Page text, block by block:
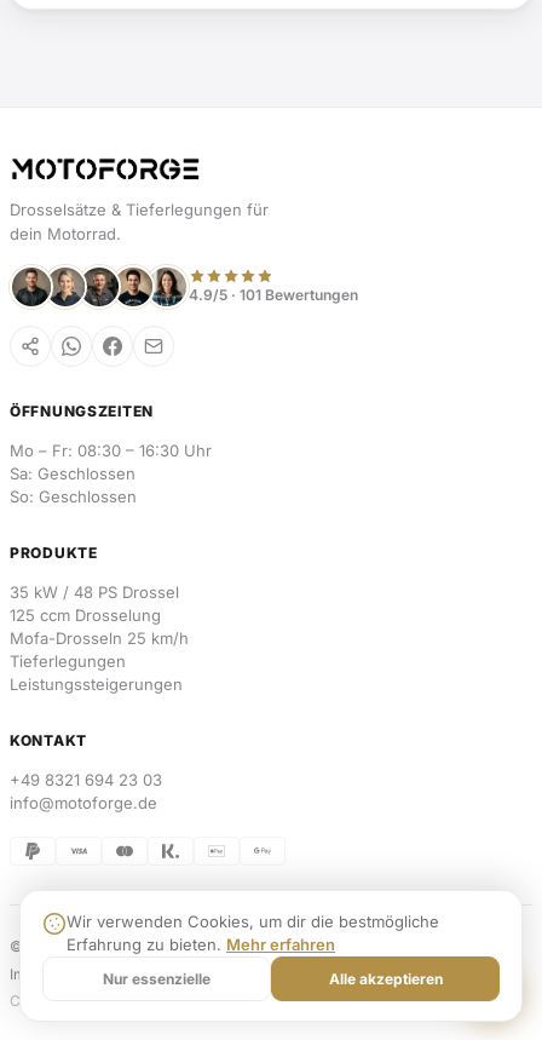
Drosselsätze & Tieferlegungen für
dein Motorrad.
4.9/5 · 101 Bewertungen
ÖFFNUNGSZEITEN
Mo – Fr: 08:30 – 16:30 Uhr
Sa: Geschlossen
So: Geschlossen
PRODUKTE
35 kW / 48 PS Drossel
125 ccm Drosselung
Mofa-Drosseln 25 km/h
Tieferlegungen
Leistungssteigerungen
KONTAKT
+49 8321 694 23 03
info@motoforge.de
© 2026 MotoForge. Alle Rechte vorbehalten.
Impressum DatenschutzAGBWiderrufsbelehrungVersand & Zahlung
Cookies
Wir verwenden Cookies, um dir die bestmögliche
Erfahrung zu bieten. Mehr erfahren
Nur essenzielle Alle akzeptieren